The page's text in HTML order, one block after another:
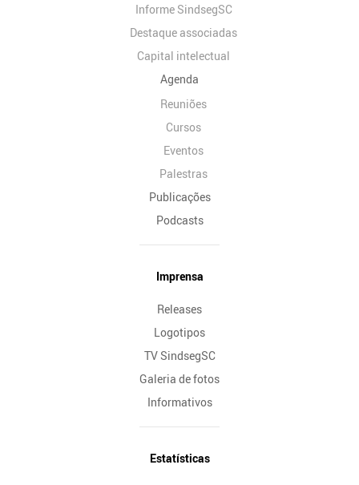
Informe SindsegSC
Destaque associadas
Capital intelectual
Agenda
Reuniões
Cursos
Eventos
Palestras
Publicações
Podcasts
Imprensa
Releases
Logotipos
TV SindsegSC
Galeria de fotos
Informativos
Estatísticas